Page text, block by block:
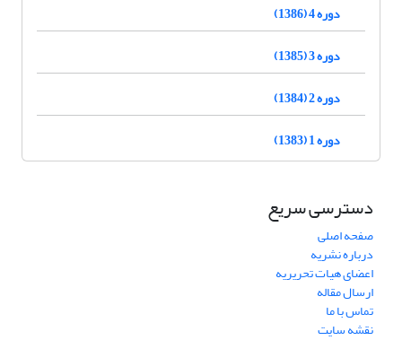
دوره 4 (1386)
دوره 3 (1385)
دوره 2 (1384)
دوره 1 (1383)
دسترسی سریع
صفحه اصلی
درباره نشریه
اعضای هیات تحریریه
ارسال مقاله
تماس با ما
نقشه سایت